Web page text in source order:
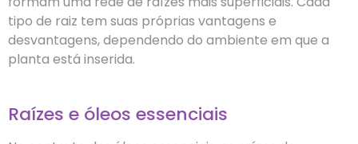
tipo de raiz tem suas próprias vantagens e
desvantagens, dependendo do ambiente em que a
planta está inserida.
Raízes e óleos essenciais